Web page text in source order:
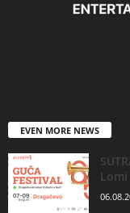
EVEN MORE NEWS